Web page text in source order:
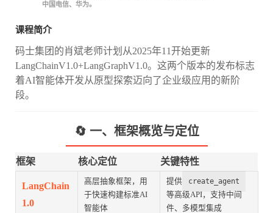
中国电信、华为。
课程简介
码士集团的肖斌老师计划从2025年11开始更新
LangChainV1.0+LangGraphV1.0。这两个版本的发布标志
着AI智能体开发从原型探索迈向了企业级应用的新阶
段。
🔄 一、框架概览与定位
框架 核心定位 关键特性
LangChain
1.0
高层抽象框架，用
于快速构建标准AI
智能体
提供
create_agent
等高级API，支持中间
件、多模型集成